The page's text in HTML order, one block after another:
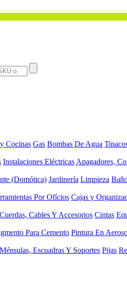
Cocinas Gas Bombas De Agua
Instalaciones Eléctricas Apagadores,
(Domótica) Jardinería Limpieza
Por Ofícios Cajas y
Cables Y Accesorios Cintas
Para Cemento Pintura En
Ménsulas, Escuadras Y Soportes Pijas